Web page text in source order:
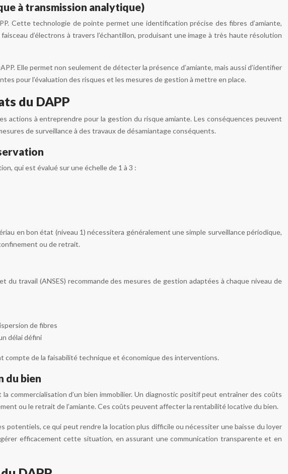
à transmission analytique)
Cette technologie de pointe permet une identification précise des fibres d’amiante,
d’électrons à travers l’échantillon, produisant une image à très haute résolution
Elle permet non seulement de détecter la présence d’amiante, mais aussi d’identifier
pour l’évaluation des risques et les mesures de gestion à mettre en place.
du DAPP
actions à entreprendre pour la gestion du risque amiante. Les conséquences peuvent
de surveillance à des travaux de désamiantage conséquents.
qui est évalué sur une échelle de 1 à 3 :
en bon état (niveau 1) nécessitera généralement une simple surveillance périodique,
ou de retrait.
du travail (ANSES) recommande des mesures de gestion adaptées à chaque niveau de
de fibres
délai défini
compte de la faisabilité technique et économique des interventions.
du bien
commercialisation d’un bien immobilier. Un diagnostic positif peut entraîner des coûts
ou le retrait de l’amiante. Ces coûts peuvent affecter la rentabilité locative du bien.
potentiels, ce qui peut rendre la location plus difficile ou nécessiter une baisse du loyer
efficacement cette situation, en assurant une communication transparente et en